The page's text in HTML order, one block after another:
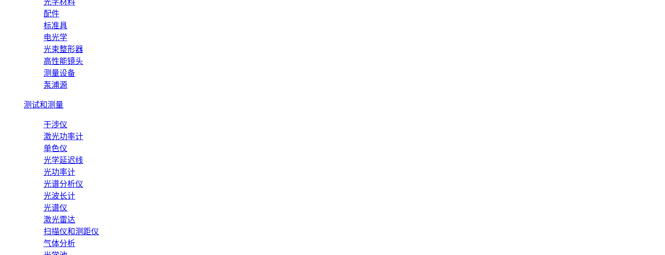
配件
标准具
电光学
光束整形器
高性能镜头
测量设备
泵浦源
测试和测量
干涉仪
激光功率计
单色仪
光学延迟线
光功率计
光谱分析仪
光波长计
光谱仪
激光雷达
扫描仪和测距仪
气体分析